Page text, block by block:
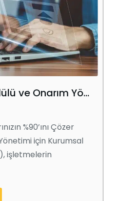
Bakım ERP Modülü ve Onarım Yönetimi
%90’ını Çözer
için Kurumsal
işletmelerin